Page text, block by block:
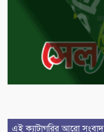
এই ক্যাটাগরির আরো সংবাদ